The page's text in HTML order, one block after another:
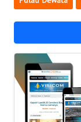
BABEL
WN
SUMBAR
WN